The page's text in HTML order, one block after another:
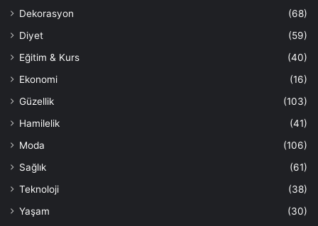
Dekorasyon
(68)
Diyet
(59)
Eğitim & Kurs
(40)
Ekonomi
(16)
Güzellik
(103)
Hamilelik
(41)
Moda
(106)
Sağlık
(61)
Teknoloji
(38)
Yaşam
(30)